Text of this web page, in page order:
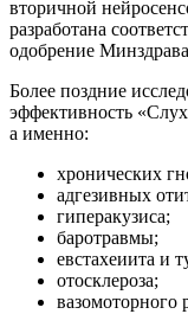
вторичной
разработана
одобрение
Более поздние
эффективность
а именно:
хронических
адгезивных
гиперакузиса;
баротравмы;
евстахеиита и
отосклероза;
вазомоторного